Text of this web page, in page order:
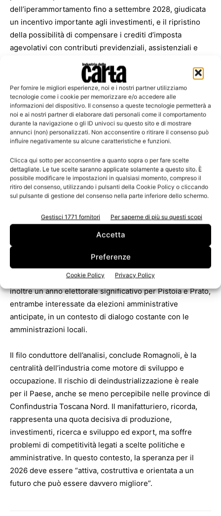
Per fornire le migliori esperienze, noi e i nostri partner utilizziamo
tecnologie come i cookie per memorizzare e/o accedere alle
informazioni del dispositivo. Il consenso a queste tecnologie permetterà a
noi e ai nostri partner di elaborare dati personali come il comportamento
durante la navigazione o gli ID univoci su questo sito e di mostrare
annunci (non) personalizzati. Non acconsentire o ritirare il consenso può
influire negativamente su alcune caratteristiche e funzioni.
Clicca qui sotto per acconsentire a quanto sopra o per fare scelte
dettagliate. Le tue scelte saranno applicate solamente a questo sito. È
possibile modificare le impostazioni in qualsiasi momento, compreso il
ritiro del consenso, utilizzando i pulsanti della Cookie Policy o cliccando
sul pulsante di gestione del consenso nella parte inferiore dello schermo.
Gestisci 1771 fornitori Per saperne di più su questi scopi
Accetta
Preferenze
Cookie Policy Privacy Policy
dell’iperammortamento fino a settembre 2028, giudicata
un incentivo importante agli investimenti, e il ripristino
della possibilità di compensare i crediti d’imposta
agevolativi con contributi previdenziali, assistenziali e
Critiche, invece, le valutazioni sulle risorse destinate a
Transizione 5.0, oggetto di continui ripensamenti che
hanno lasciato molte imprese insoddisfatte.
Sul fronte energetico, Romagnoli segnala l’avvio
operativo dell’Energy Release 2.0, il meccanismo che
imprese energivore impegnate nelle rinnovabili. Resta
però aperto il nodo del differenziale di prezzo del gas tra
il mercato europeo TTF e quello italiano PSV, oltre alla
necessità di disaccoppiare i prezzi di gas ed energia
A livello territoriale, la presidente di Confindustria
Toscana Nord evidenzia la fase di transizione legata al
recente insediamento del nuovo governo regionale, con
primi contatti improntati alla collaborazione. Il 2026 sarà
inoltre un anno elettorale significativo per Pistoia e Prato,
entrambe interessate da elezioni amministrative
anticipate, in un contesto di dialogo costante con le
amministrazioni locali.
Il filo conduttore dell’analisi, conclude Romagnoli, è la
centralità dell’industria come motore di sviluppo e
occupazione. Il rischio di deindustrializzazione è reale
per il Paese, anche se meno percepibile nelle province di
Confindustria Toscana Nord. Il manifatturiero, ricorda,
rappresenta una quota decisiva di produzione,
investimenti, ricerca e sviluppo ed export, ma soffre
problemi di competitività legati a scelte politiche e
amministrative. In questo contesto, la speranza per il
2026 deve essere “attiva, costruttiva e orientata a un
futuro che può essere davvero migliore”.